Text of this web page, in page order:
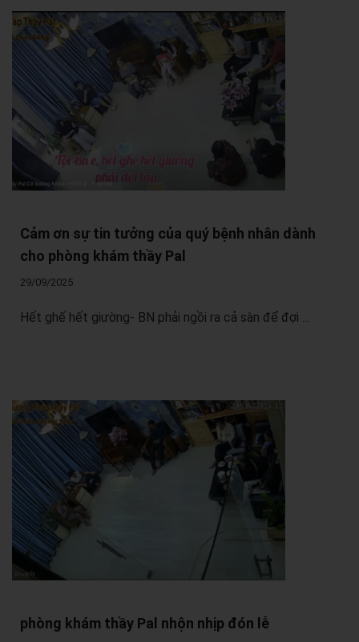
Cảm ơn sự tin tưởng của quý bệnh nhân dành
cho phòng khám thầy Pal
29/09/2025
Hết ghế hết giường- BN phải ngồi ra cả sàn để đợi ...
phòng khám thầy Pal nhộn nhịp đón lễ